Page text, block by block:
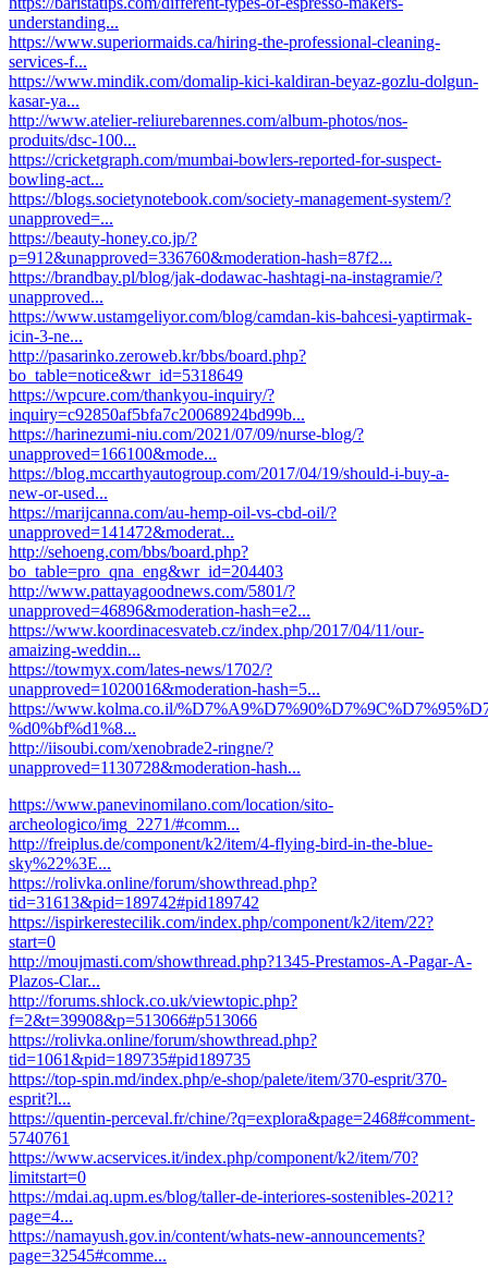
understanding...
https://www.superiormaids.ca/hiring-the-professional-cleaning-
services-f...
https://www.mindik.com/domalip-kici-kaldiran-beyaz-gozlu-dolgun-
kasar-ya...
http://www.atelier-reliurebarennes.com/album-photos/nos-
produits/dsc-100...
https://cricketgraph.com/mumbai-bowlers-reported-for-suspect-
bowling-act...
https://blogs.societynotebook.com/society-management-system/?
unapproved=...
https://beauty-honey.co.jp/?
p=912&unapproved=336760&moderation-hash=87f2...
https://brandbay.pl/blog/jak-dodawac-hashtagi-na-instagramie/?
unapproved...
https://www.ustamgeliyor.com/blog/camdan-kis-bahcesi-yaptirmak-
icin-3-ne...
http://pasarinko.zeroweb.kr/bbs/board.php?
bo_table=notice&wr_id=5318649
https://wpcure.com/thankyou-inquiry/?
inquiry=c92850af5bfa7c20068924bd99b...
https://harinezumi-niu.com/2021/07/09/nurse-blog/?
unapproved=166100&mode...
https://blog.mccarthyautogroup.com/2017/04/19/should-i-buy-a-
new-or-used...
https://marijcanna.com/au-hemp-oil-vs-cbd-oil/?
unapproved=141472&moderat...
http://sehoeng.com/bbs/board.php?
bo_table=pro_qna_eng&wr_id=204403
http://www.pattayagoodnews.com/5801/?
unapproved=46896&moderation-hash=e2...
https://www.koordinacesvateb.cz/index.php/2017/04/11/our-
amaizing-weddin...
https://towmyx.com/lates-news/1702/?
unapproved=1020016&moderation-hash=5...
https://www.kolma.co.il/
%d0%bf%d1%8...
http://iisoubi.com/xenobrade2-ringne/?
unapproved=1130728&moderation-hash...
https://www.panevinomilano.com/location/sito-
archeologico/img_2271/#comm...
http://freiplus.de/component/k2/item/4-flying-bird-in-the-blue-
sky%22%3E...
https://rolivka.online/forum/showthread.php?
tid=31613&pid=189742#pid189742
https://ispirkerestecilik.com/index.php/component/k2/item/22?
start=0
http://moujmasti.com/showthread.php?1345-Prestamos-A-Pagar-A-
Plazos-Clar...
http://forums.shlock.co.uk/viewtopic.php?
f=2&t=39908&p=513066#p513066
https://rolivka.online/forum/showthread.php?
tid=1061&pid=189735#pid189735
https://top-spin.md/index.php/e-shop/palete/item/370-esprit/370-
esprit?l...
https://quentin-perceval.fr/chine/?q=explora&page=2468#comment-
5740761
https://www.acservices.it/index.php/component/k2/item/70?
limitstart=0
https://mdai.aq.upm.es/blog/taller-de-interiores-sostenibles-2021?
page=4...
https://namayush.gov.in/content/whats-new-announcements?
page=32545#comme...